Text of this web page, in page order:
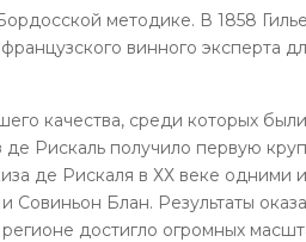
методике. В 1858
винного эксперта
качества, среди которых
Рискаль получило первую
де Рискаля в ХХ веке одними
Блан. Результаты
достигло огромных